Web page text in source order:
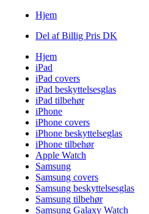
Hjem
Del af Billig Pris DK
Hjem
iPad
iPad covers
iPad beskyttelsesglas
iPad tilbehør
iPhone
iPhone covers
iPhone beskyttelseglas
iPhone tilbehør
Apple Watch
Samsung
Samsung covers
Samsung beskyttelsesglas
Samsung tilbehør
Samsung Galaxy Watch